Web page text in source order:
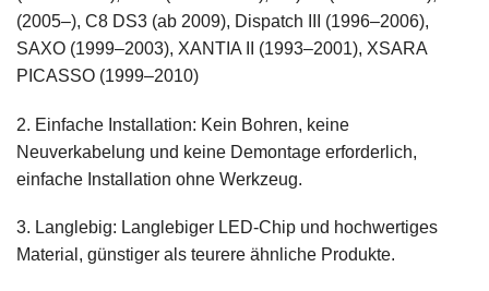
(2005–), C8 DS3 (ab 2009), Dispatch III (1996–2006),
SAXO (1999–2003), XANTIA II (1993–2001), XSARA
PICASSO (1999–2010)
2. Einfache Installation: Kein Bohren, keine
Neuverkabelung und keine Demontage erforderlich,
einfache Installation ohne Werkzeug.
3. Langlebig: Langlebiger LED-Chip und hochwertiges
Material, günstiger als teurere ähnliche Produkte.